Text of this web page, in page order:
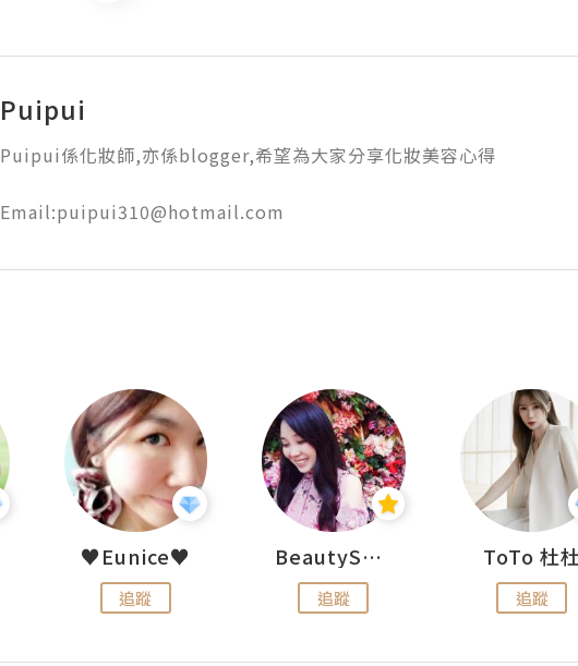
Puipui
Puipui係化妝師,亦係blogger,希望為大家分享化妝美容心得
Email:puipui310@hotmail.com
♥Eunice♥
追蹤
BeautySearch
追蹤
ToTo 杜
追蹤